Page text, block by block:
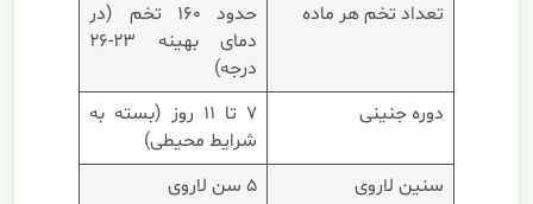
تعداد تخم هر ماده
حدود ۱۶۰ تخم (در
دمای بهینه ۲۳-۲۶
درجه)
دوره جنینی
۷ تا ۱۱ روز (بسته به
شرایط محیطی)
سنین لاروی
۵ سن لاروی